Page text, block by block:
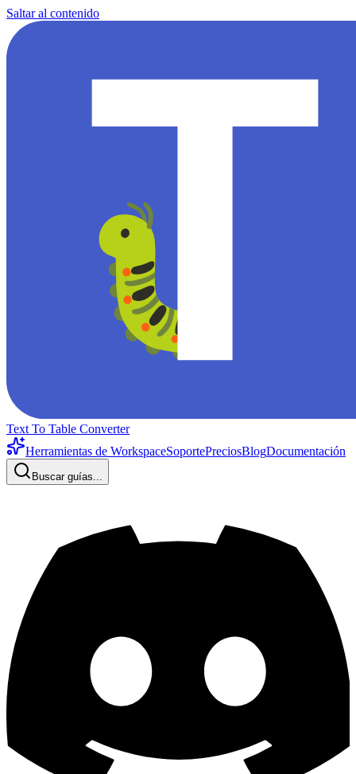
Saltar al contenido
Text To Table Converter
Herramientas de WorkspaceSoportePreciosBlogDocumentación
Buscar guías...